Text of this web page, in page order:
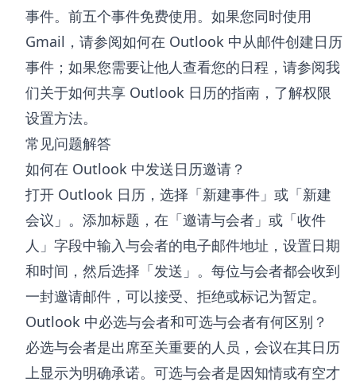
事件。前五个事件免费使用。如果您同时使用
Gmail，请参阅如何在 Outlook 中从邮件创建日历
事件 ；如果您需要让他人查看您的日程，请参阅我
们关于如何共享 Outlook 日历的指南，了解权限
设置方法。
常见问题解答
如何在 Outlook 中发送日历邀请？
打开 Outlook 日历，选择「新建事件」或「新建
会议」。添加标题，在「邀请与会者」或「收件
人」字段中输入与会者的电子邮件地址，设置日期
和时间，然后选择「发送」。每位与会者都会收到
一封邀请邮件，可以接受、拒绝或标记为暂定。
Outlook 中必选与会者和可选与会者有何区别？
必选与会者是出席至关重要的人员，会议在其日历
上显示为明确承诺。可选与会者是因知情或有空才